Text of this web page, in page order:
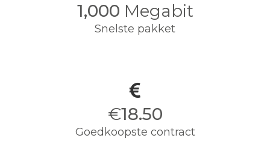
1,000 Megabit
Snelste pakket
€18.50
Goedkoopste contract